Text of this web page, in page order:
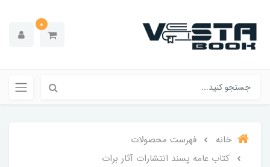
0
خانه
فهرست محصولات
کتاب عامه پسند انتشارات آثار برات